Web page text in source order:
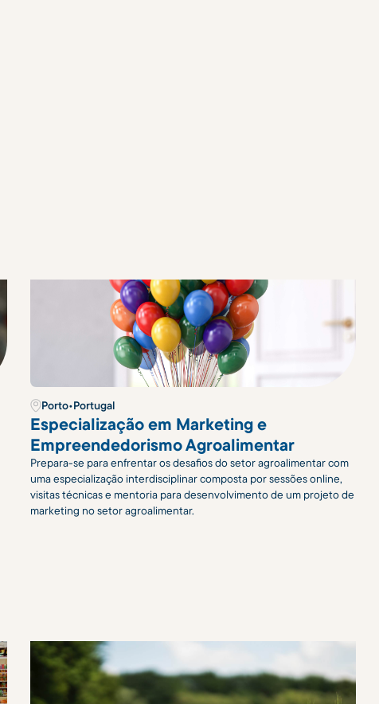
Porto•Portugal
Especialização em Marketing e
Empreendedorismo Agroalimentar
Prepara-se para enfrentar os desafios do setor agroalimentar com
uma especialização interdisciplinar composta por sessões online,
visitas técnicas e mentoria para desenvolvimento de um projeto de
marketing no setor agroalimentar.